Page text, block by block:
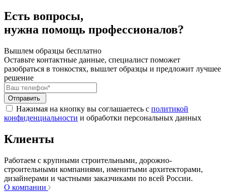
Есть вопросы,
нужна помощь профессионалов?
Вышлем образцы бесплатно
Оставьте контактные данные, специалист поможет
разобраться в тонкостях, вышлет образцы и предложит лучшее
решение
Отправить
Нажимая на кнопку вы соглашаетесь с политикой
конфиденциальности и обработки персональных данных
Клиенты
Работаем с крупными строительными, дорожно-
строительными компаниями, именитыми архитекторами,
дизайнерами и частными заказчиками по всей России.
О компании